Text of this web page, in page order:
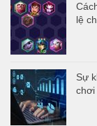
lệ
Sự
chơi